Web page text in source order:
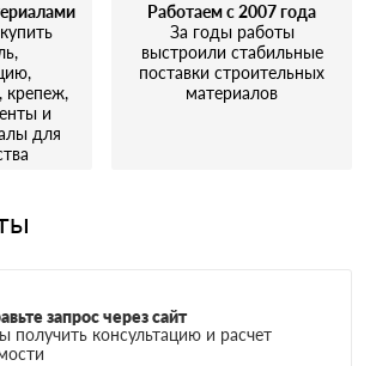
крепеж,
и
для
Работаем с 2007 года
За годы работы
выстроили стабильные
поставки строительных
материалов
запрос через сайт
получить консультацию и расчет